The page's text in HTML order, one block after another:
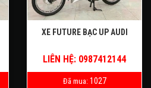
XE FUTURE BẠC UP AUDI
LIÊN HỆ: 0987412144
Đã mua: 1027